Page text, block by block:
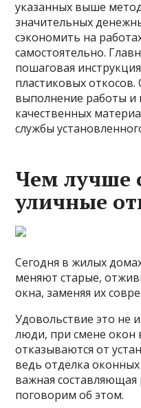
указанных выше
значительных
сэкономить на
самостоятельно.
пошаговая
пластиковых откосов.
выполнение работы и
качественных
службы
Чем лучше
уличные
Сегодня в жилых
меняют старые,
окна, заменяя их
Удовольствие это не
люди, при смене окон
отказываются от
ведь отделка
важная составляющая
поговорим об этом.